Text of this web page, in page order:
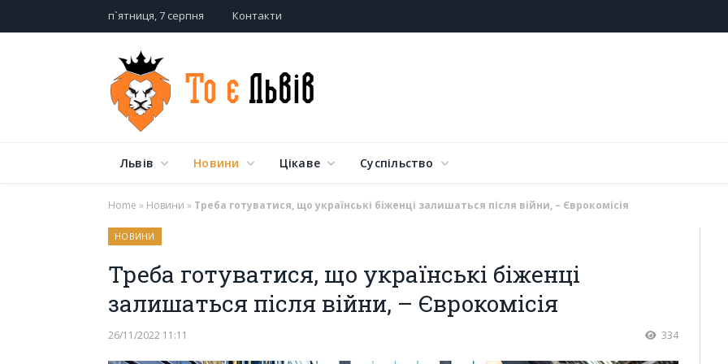
п`ятниця, 7 серпня Контакти
Львів Новини Цікаве Суспільство
Home » Новини » Треба готуватися, що українські біженці залишаться після війни, – Єврокомісія
НОВИНИ
Треба готуватися, що українські біженці
залишаться після війни, – Єврокомісія
26/11/2022 11:11 334